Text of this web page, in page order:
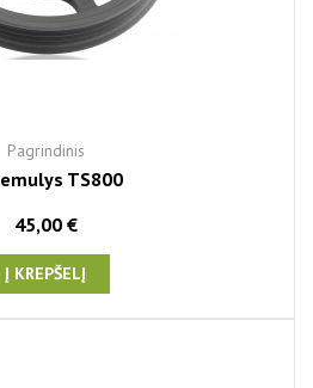
Pagrindinis
TS800
45,00 €
Į KREPŠELĮ